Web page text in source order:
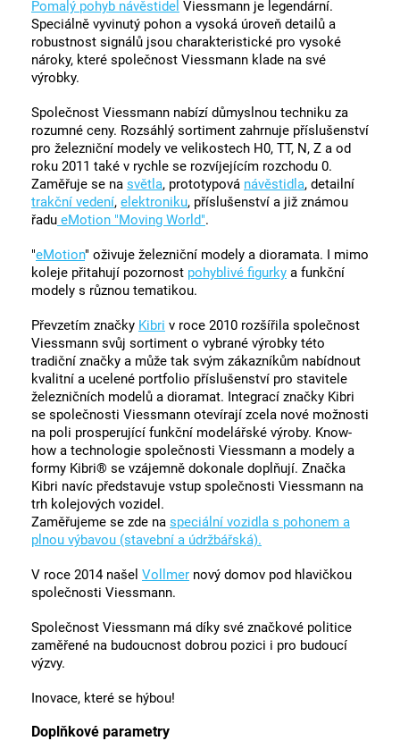
Pomalý pohyb návěstidel Viessmann je legendární.
Speciálně vyvinutý pohon a vysoká úroveň detailů a
robustnost signálů jsou charakteristické pro vysoké
nároky, které společnost Viessmann klade na své
výrobky.
Společnost Viessmann nabízí důmyslnou techniku za
rozumné ceny. Rozsáhlý sortiment zahrnuje příslušenství
pro železniční modely ve velikostech H0, TT, N, Z a od
roku 2011 také v rychle se rozvíjejícím rozchodu 0.
Zaměřuje se na světla, prototypová návěstidla, detailní
trakční vedení, elektroniku, příslušenství a již známou
řadu eMotion "Moving World".
"eMotion" oživuje železniční modely a dioramata. I mimo
koleje přitahují pozornost pohyblivé figurky a funkční
modely s různou tematikou.
Převzetím značky Kibri v roce 2010 rozšířila společnost
Viessmann svůj sortiment o vybrané výrobky této
tradiční značky a může tak svým zákazníkům nabídnout
kvalitní a ucelené portfolio příslušenství pro stavitele
železničních modelů a dioramat. Integrací značky Kibri
se společnosti Viessmann otevírají zcela nové možnosti
na poli prosperující funkční modelářské výroby. Know-
how a technologie společnosti Viessmann a modely a
formy Kibri® se vzájemně dokonale doplňují. Značka
Kibri navíc představuje vstup společnosti Viessmann na
trh kolejových vozidel.
Zaměřujeme se zde na speciální vozidla s pohonem a
plnou výbavou (stavební a údržbářská).
V roce 2014 našel Vollmer nový domov pod hlavičkou
společnosti Viessmann.
Společnost Viessmann má díky své značkové politice
zaměřené na budoucnost dobrou pozici i pro budoucí
výzvy.
Inovace, které se hýbou!
Doplňkové parametry